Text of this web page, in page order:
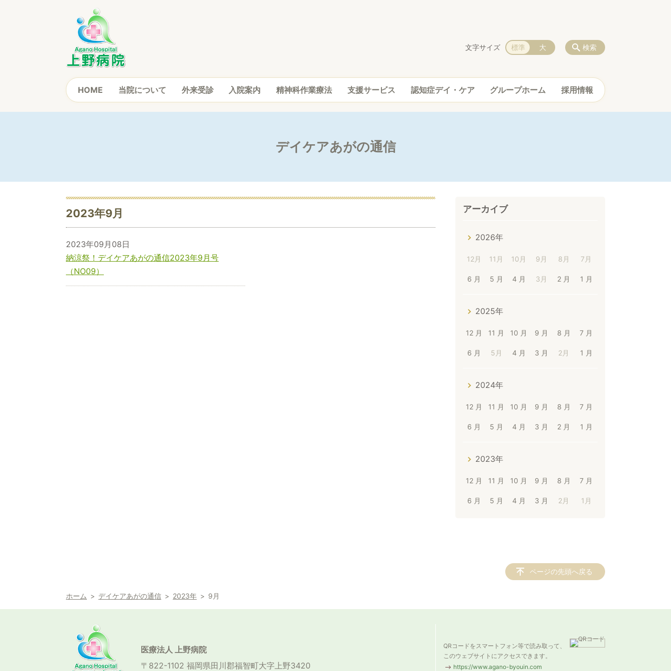
HOME 当院について 外来受診 入院案内 精神科作業療法 支援サービス 認知症デイ・ケア グループホーム 採用情報
検索
文字サイズ 標準 大
デイケアあがの通信
2023年9月
納涼祭！デイケアあがの通信2023年9月号
（NO09）
2023年09月08日
アーカイブ
2026年
12月 11月 10月 9月 8月 7月
6 月 5 月 4 月 3月 2 月 1 月
2025年
12 月 11 月 10 月 9 月 8 月 7 月
6 月 5月 4 月 3 月 2月 1 月
2024年
12 月 11 月 10 月 9 月 8 月 7 月
6 月 5 月 4 月 3 月 2 月 1 月
2023年
12 月 11 月 10 月 9 月 8 月 7 月
6 月 5 月 4 月 3 月 2月 1月
ページの先頭へ戻る
ホーム デイケアあがの通信 2023年 9月
医療法人 上野病院
〒822-1102 福岡県田川郡福智町大字上野3420
QRコードをスマートフォン等で読み取って、
このウェブサイトにアクセスできます。
https://www.agano-byouin.com